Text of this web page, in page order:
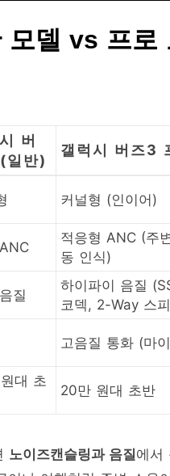
모델 vs 프로
버
일반)
갤럭시 버즈3
커널형 (인이어)
적응형 ANC (주
동 인식)
질
하이파이 음질
코덱, 2-Way 스
고음질 통화 (마
대 초
20만 원대 초반
노이즈캔슬링과 음질에서